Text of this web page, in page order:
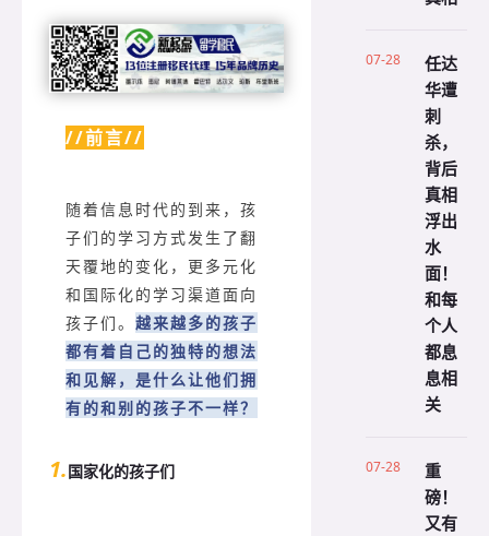
//前言//
随着信息时代的到来，孩
子们的学习方式发生了翻
天覆地的变化，更多元化
和国际化的学习渠道面向
孩子们。 越来越多的孩子
都有着自己的独特的想法
和见解，是什么让他们拥
有的和别的孩子不一样？
1.国家化的孩子们
07-28
任达
华遭
刺
杀，
背后
真相
浮出
水
面！
和每
个人
都息
息相
关
07-28
重
磅！
又有